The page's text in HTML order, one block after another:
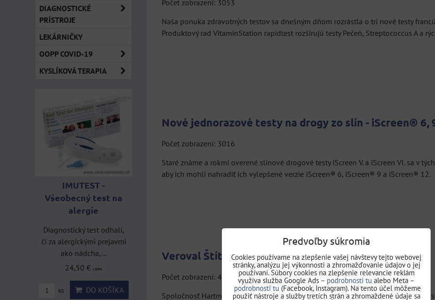
Počet zobrazení: 3053
Naša ponuka zdravotných testov sa dnešným dňom rozrástla o tri nové testy
Produktový rad VitaminStation rapidtest rozširujú testy Pečeň, Streptococcus A a
Nové jednorazové testy na drogy zo slín - iScreen® 6,
Počet zobrazení: 3016
Staré známe a rokmi overené slinové drogové testy iScreen V. a iScreen VI. sa v
aby ich mohli nahradiť ich vylepšené verzie iScreen® 6, iScreen® 9 a iScreen® 12.
Veroval Štítna žľaza
Počet zobrazení: 4424
Spoločnosť Hartmann rozširuje produktový rad diagnostických testov Veroval o
DIAGNOSTICKÉ
PRÍSTROJE
LEKÁRNIČKY
OOPP COVID-19
KYSLÍKOVÁ TERAPIA
IMUTEST -
Všeobecný test na
Diagnostický test odhalí,
či za alergickými prejavmi
ako nádcha,...
DO KOŠÍKA
Test na zistenie
krvnej skupiny
Test na zistenie krvnej
skupiny je sada domáceho
Rýchly a bezpečný test pre
zistenie vírusu hepatitídy
25,83 €s DPH
DO KOŠÍKA
iScreen® 9 -
MET, K2, MTD, BZO-
Jednorázový test na...
14,60 €
s DPH
ks DO KOŠÍKA
Predvoľby súkromia
Cookies používame na zlepšenie vašej návštevy tejto webovej
stránky, analýzu jej výkonnosti a zhromažďovanie údajov o jej
používaní. Súbory cookies na zlepšenie relevancie reklám
využíva služba Google Ads – podrobnosti tu alebo Meta –
podrobnosti tu (Facebook, Instagram). Na tento účel môžeme
použiť nástroje a služby tretích strán a zhromaždené údaje sa